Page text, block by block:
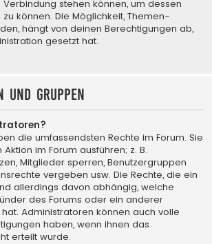
stehen können, um dessen
können. Die Möglichkeit, Themen-
hängt von deinen Berechtigungen ab,
gesetzt hat.
und Gruppen
die umfassendsten Rechte im Forum. Sie
im Forum ausführen; z. B.
Mitglieder sperren, Benutzergruppen
vergeben usw. Die Rechte, die ein
allerdings davon abhängig, welche
des Forums oder ein anderer
Administratoren können auch volle
haben, wenn ihnen das
erteilt wurde.